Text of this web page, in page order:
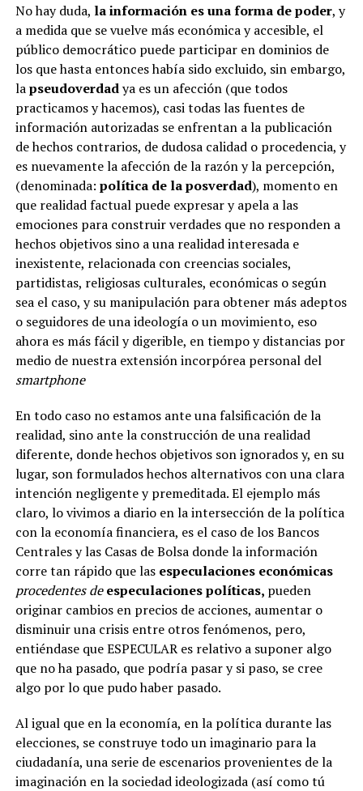
No hay duda, lainformación es una forma de poder, y
a medida que se vuelve más económica y accesible, el
público democrático puede participar en dominios de
los que hasta entonces había sido excluido, sin embargo,
lapseudoverdadya es un afección (que todos
practicamos y hacemos), casi todas las fuentes de
información autorizadas se enfrentan a la publicación
de hechos contrarios, de dudosa calidad o procedencia, y
es nuevamente la afección de la razón y la percepción,
(denominada: política de la posverdad), momento en
que realidad factual puede expresar y apela a las
emociones para construir verdades que no responden a
hechos objetivos sino a una realidad interesada e
inexistente, relacionada con creencias sociales,
partidistas, religiosas culturales, económicas o según
sea el caso, y su manipulación para obtener más adeptos
o seguidores de una ideología o un movimiento, eso
ahora es más fácil y digerible, en tiempo y distancias por
medio de nuestra extensión incorpórea personal del
smartphone
En todo caso no estamos ante una falsificación de la
realidad, sino ante la construcción de una realidad
diferente, donde hechos objetivos son ignorados y, en su
lugar, son formulados hechos alternativos con una clara
intención negligente y premeditada. El ejemplo más
claro, lo vivimos a diario en la intersección de la política
con la economía financiera, es el caso de los Bancos
Centrales y las Casas de Bolsa donde la información
corre tan rápido que las especulaciones económicas
procedentes deespeculaciones políticas, pueden
originar cambios en precios de acciones, aumentar o
disminuir una crisis entre otros fenómenos, pero,
entiéndase que ESPECULAR es relativo a suponer algo
que no ha pasado, que podría pasar y si paso, se cree
algo por lo que pudo haber pasado.
Al igual que en la economía, en la política durante las
elecciones, se construye todo un imaginario para la
ciudadanía, una serie de escenarios provenientes de la
imaginación en la sociedad ideologizada (así como tú